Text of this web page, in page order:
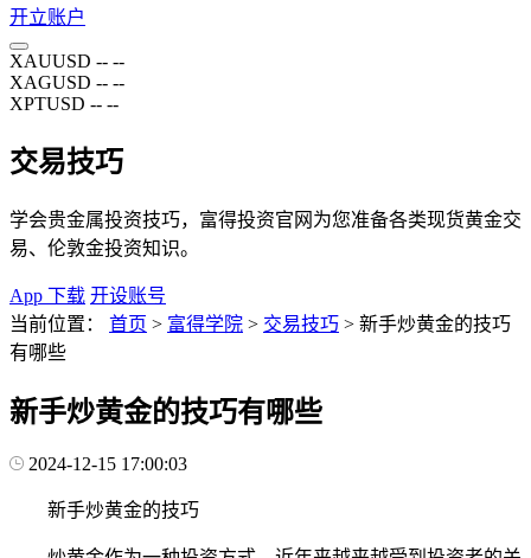
开立账户
XAUUSD -- --
XAGUSD -- --
XPTUSD -- --
交易技巧
学会贵金属投资技巧，富得投资官网为您准备各类现货黄金交
易、伦敦金投资知识。
App 下载 开设账号
当前位置：
首页 > 富得学院 > 交易技巧 > 新手炒黄金的技巧
有哪些
新手炒黄金的技巧有哪些
2024-12-15 17:00:03
新手炒黄金的技巧